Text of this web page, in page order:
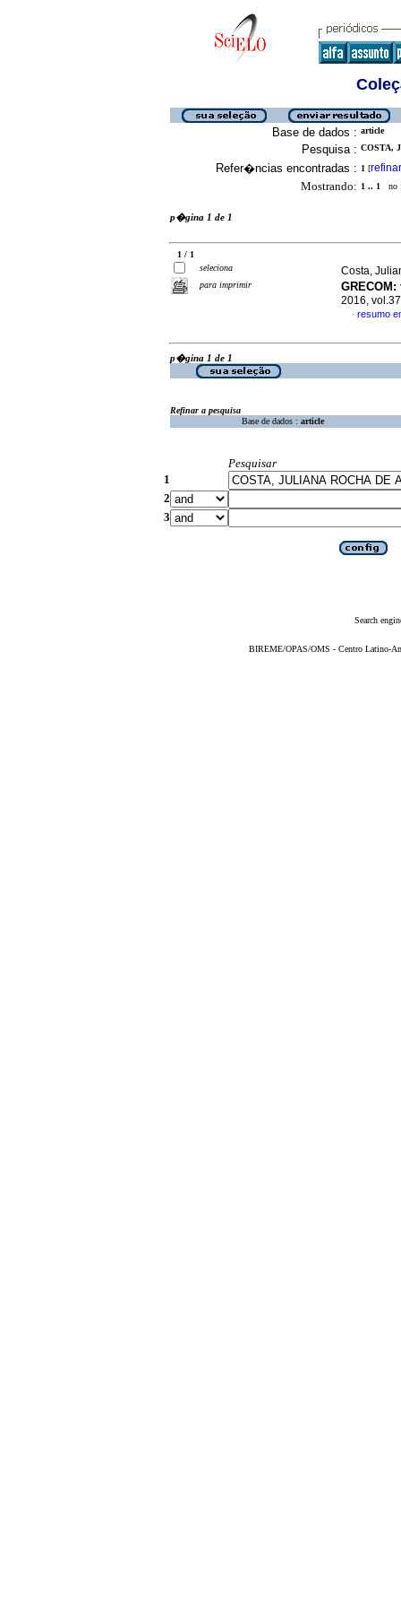
Base de dados : article
Pesquisa : COSTA,
Refer�ncias encontradas : 1 [refinar
Mostrando: 1 .. 1 no
p�gina 1 de 1
1 / 1
seleciona
para imprimir
Costa,
GRECOM :
2016,
· resumo
p�gina 1 de 1
Refinar a pesquisa
Base de dados : article
Pesquisar
1
2
3
Search
BIREME/OPAS/OMS - Centro Latino-